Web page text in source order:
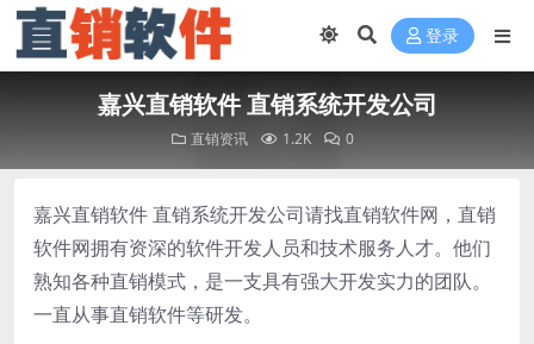
登录
嘉兴直销软件 直销系统开发公司
直销资讯 1.2K 0
嘉兴直销软件 直销系统开发公司请找直销软件网，直销
软件网拥有资深的软件开发人员和技术服务人才。他们
熟知各种直销模式，是一支具有强大开发实力的团队。
一直从事直销软件等研发。